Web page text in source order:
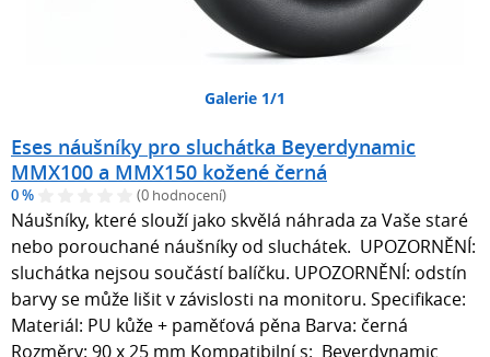
Galerie 1/1
Eses náušníky pro sluchátka Beyerdynamic
MMX100 a MMX150 kožené černá
0 % (0 hodnocení)
Náušníky, které slouží jako skvělá náhrada za Vaše staré
nebo porouchané náušníky od sluchátek. UPOZORNĚNÍ:
sluchátka nejsou součástí balíčku. UPOZORNĚNÍ: odstín
barvy se může lišit v závislosti na monitoru. Specifikace:
Materiál: PU kůže + paměťová pěna Barva: černá
Rozměry: 90 x 25 mm Kompatibilní s: Beyerdynamic